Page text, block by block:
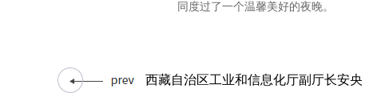
同度过了一个温馨美好的夜晚。
西藏自治区工业和信息化厅副厅长安央